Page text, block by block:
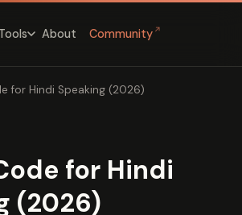
Tools About Community ↗
for Hindi Speaking (2026)
for Hindi
(2026)